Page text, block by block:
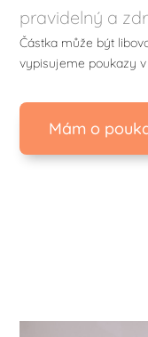
pravidelný a
Částka může být
vypisujeme poukazy
Mám o